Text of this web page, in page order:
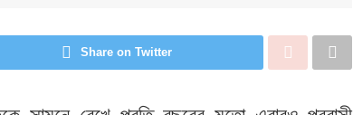
Share on Twitter